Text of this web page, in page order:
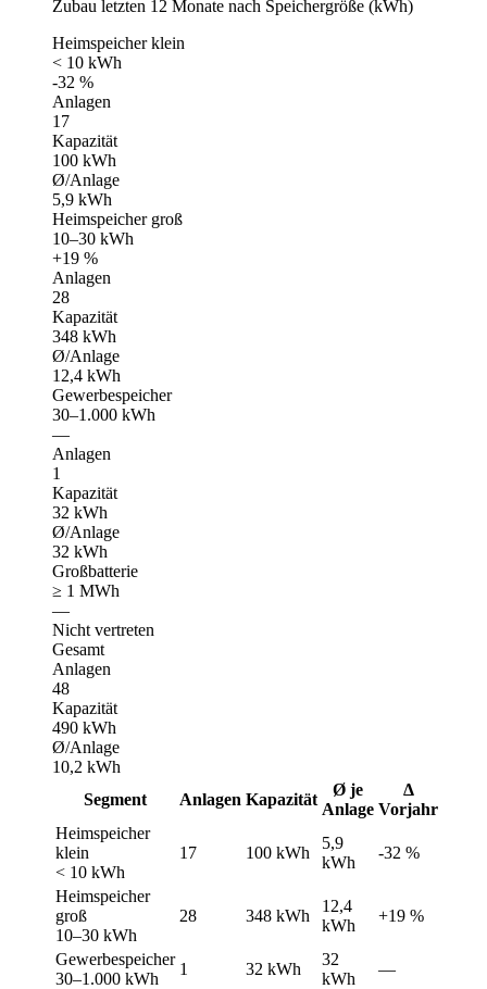
Zubau letzten 12 Monate nach Speichergröße (kWh)
Heimspeicher klein
< 10 kWh
-32 %
Anlagen
17
Kapazität
100 kWh
Ø/Anlage
5,9 kWh
Heimspeicher groß
10–30 kWh
+19 %
Anlagen
28
Kapazität
348 kWh
Ø/Anlage
12,4 kWh
Gewerbespeicher
30–1.000 kWh
—
Anlagen
1
Kapazität
32 kWh
Ø/Anlage
32 kWh
Großbatterie
≥ 1 MWh
—
Nicht vertreten
Gesamt
Anlagen
48
Kapazität
490 kWh
Ø/Anlage
10,2 kWh
Segment
Anlagen Kapazität
Ø je
Anlage
Δ
Vorjahr
Heimspeicher
klein
< 10 kWh
17 100 kWh
5,9
kWh
-32 %
Heimspeicher
groß
10–30 kWh
28 348 kWh
12,4
kWh
+19 %
Gewerbespeicher
30–1.000 kWh
1 32 kWh
32
kWh
—